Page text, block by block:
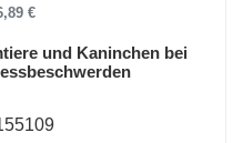
€
und Kaninchen bei